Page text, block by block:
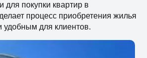
для покупки квартир в
процесс приобретения жилья
удобным для клиентов.